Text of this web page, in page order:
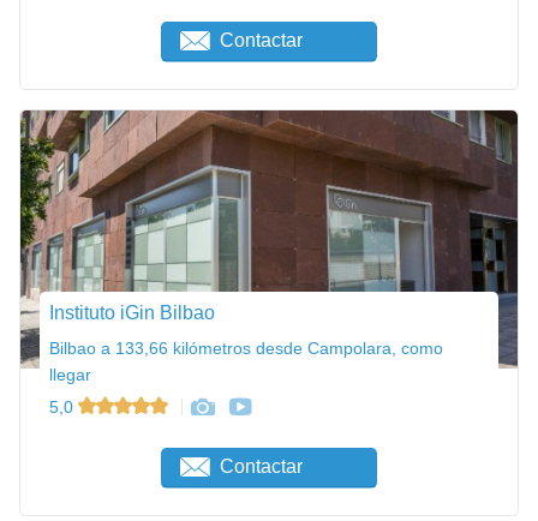
Contactar
Instituto iGin Bilbao
Bilbao a 133,66 kilómetros desde Campolara, como
llegar
5,0
Contactar